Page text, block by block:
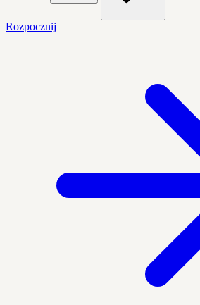
Rozpocznij